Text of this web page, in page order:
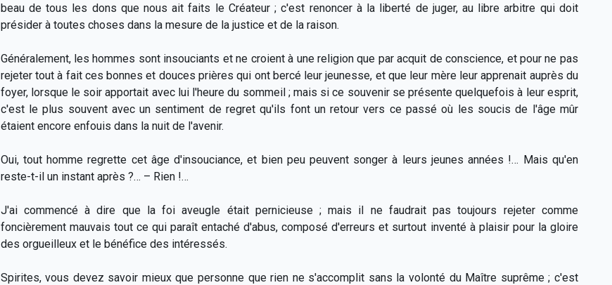
beau de tous les dons que nous ait faits le Créateur ; c'est renoncer à la liberté de juger, au libre arbitre qui doit
présider à toutes choses dans la mesure de la justice et de la raison.
Généralement, les hommes sont insouciants et ne croient à une religion que par acquit de conscience, et pour ne pas
rejeter tout à fait ces bonnes et douces prières qui ont bercé leur jeunesse, et que leur mère leur apprenait auprès du
foyer, lorsque le soir apportait avec lui l'heure du sommeil ; mais si ce souvenir se présente quelquefois à leur esprit,
c'est le plus souvent avec un sentiment de regret qu'ils font un retour vers ce passé où les soucis de l'âge mûr
étaient encore enfouis dans la nuit de l'avenir.
Oui, tout homme regrette cet âge d'insouciance, et bien peu peuvent songer à leurs jeunes années !… Mais qu'en
reste-t-il un instant après ?… – Rien !…
J'ai commencé à dire que la foi aveugle était pernicieuse ; mais il ne faudrait pas toujours rejeter comme
foncièrement mauvais tout ce qui paraît entaché d'abus, composé d'erreurs et surtout inventé à plaisir pour la gloire
des orgueilleux et le bénéfice des intéressés.
Spirites, vous devez savoir mieux que personne que rien ne s'accomplit sans la volonté du Maître suprême ; c'est